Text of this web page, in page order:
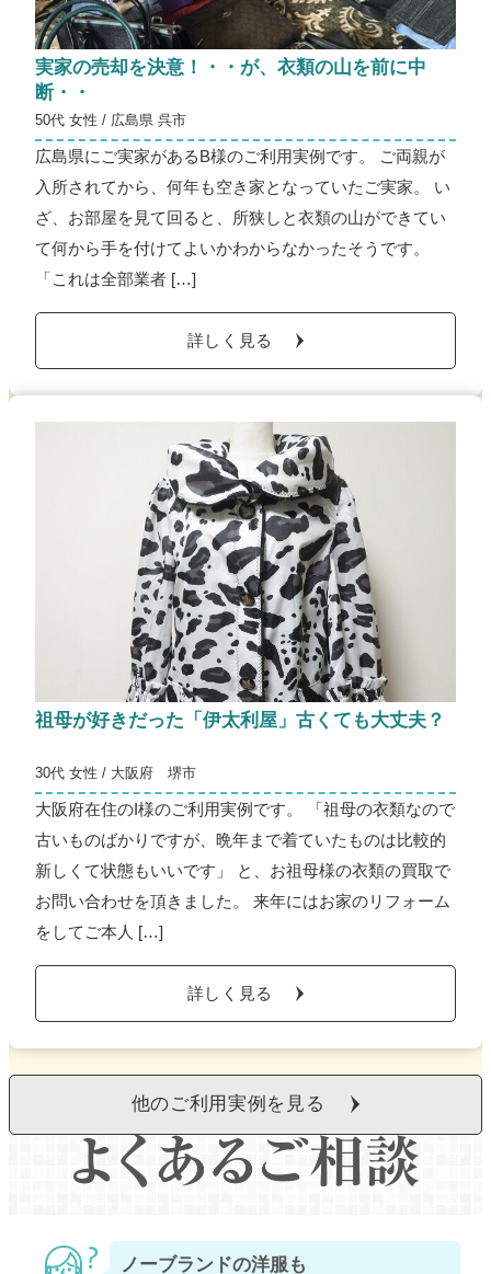
実家の売却を決意！・・が、衣類の山を前に中
断・・
50代 女性 / 広島県 呉市
広島県にご実家があるB様のご利用実例です。 ご両親が
入所されてから、何年も空き家となっていたご実家。 い
ざ、お部屋を見て回ると、所狭しと衣類の山ができてい
て何から手を付けてよいかわからなかったそうです。
「これは全部業者 […]
詳しく見る
祖母が好きだった「伊太利屋」古くても大丈夫？
30代 女性 / 大阪府 堺市
大阪府在住のI様のご利用実例です。 「祖母の衣類なので
古いものばかりですが、晩年まで着ていたものは比較的
新しくて状態もいいです」 と、お祖母様の衣類の買取で
お問い合わせを頂きました。 来年にはお家のリフォーム
をしてご本人 […]
詳しく見る
他のご利用実例を見る
ノーブランドの洋服も